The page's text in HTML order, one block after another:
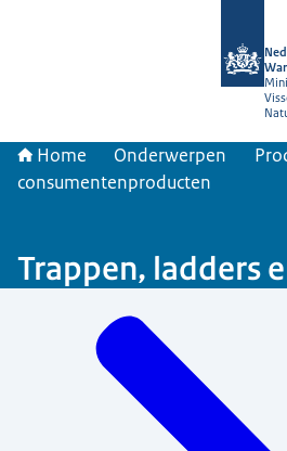
Home Onderwerpen
consumentenproducten
Trappen, ladders